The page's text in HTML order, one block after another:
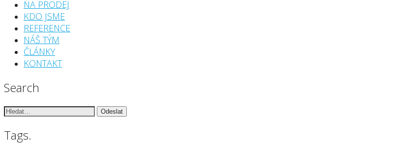
NA PRODEJ
KDO JSME
REFERENCE
NÁŠ TÝM
ČLÁNKY
KONTAKT
Search
Vyhledávání:
Tags.